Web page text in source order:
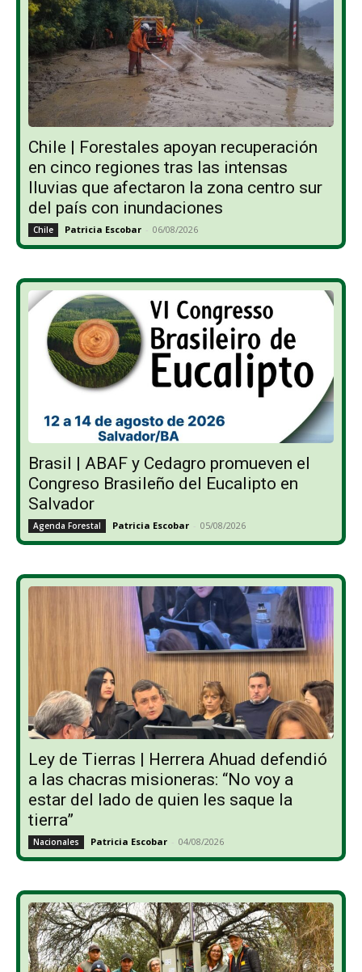
Chile | Forestales apoyan recuperación
en cinco regiones tras las intensas
lluvias que afectaron la zona centro sur
del país con inundaciones
Chile Patricia Escobar - 06/08/2026
Brasil | ABAF y Cedagro promueven el
Congreso Brasileño del Eucalipto en
Salvador
Agenda Forestal Patricia Escobar - 05/08/2026
Ley de Tierras | Herrera Ahuad defendió
a las chacras misioneras: “No voy a
estar del lado de quien les saque la
tierra”
Nacionales Patricia Escobar - 04/08/2026